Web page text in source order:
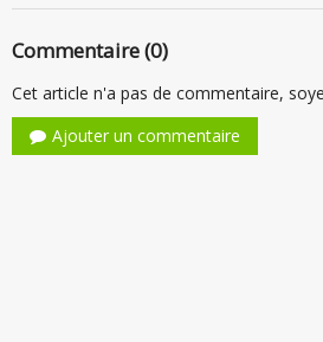
Commentaire (0)
Cet article n'a pas de commentaire,
Ajouter un commentaire